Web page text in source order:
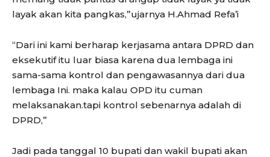
layak akan kita pangkas,”ujarnya H.Ahmad Refa’i
“Dari ini kami berharap kerjasama antara DPRD dan
eksekutif itu luar biasa karena dua lembaga ini
sama-sama kontrol dan pengawasannya dari dua
lembaga Ini. maka kalau OPD itu cuman
melaksanakan.tapi kontrol sebenarnya adalah di
DPRD,”
Jadi pada tanggal 10 bupati dan wakil bupati akan